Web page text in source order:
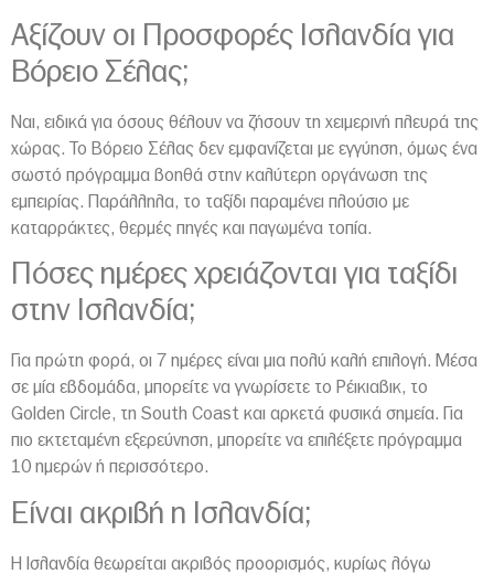
Αξίζουν οι Προσφορές Ισλανδία για
Βόρειο Σέλας;
Ναι, ειδικά για όσους θέλουν να ζήσουν τη χειμερινή πλευρά της
χώρας. Το Βόρειο Σέλας δεν εμφανίζεται με εγγύηση, όμως ένα
σωστό πρόγραμμα βοηθά στην καλύτερη οργάνωση της
εμπειρίας. Παράλληλα, το ταξίδι παραμένει πλούσιο με
καταρράκτες, θερμές πηγές και παγωμένα τοπία.
Πόσες ημέρες χρειάζονται για ταξίδι
στην Ισλανδία;
Για πρώτη φορά, οι 7 ημέρες είναι μια πολύ καλή επιλογή. Μέσα
σε μία εβδομάδα, μπορείτε να γνωρίσετε το Ρέικιαβικ, το
Golden Circle, τη South Coast και αρκετά φυσικά σημεία. Για
πιο εκτεταμένη εξερεύνηση, μπορείτε να επιλέξετε πρόγραμμα
10 ημερών ή περισσότερο.
Είναι ακριβή η Ισλανδία;
Η Ισλανδία θεωρείται ακριβός προορισμός, κυρίως λόγω